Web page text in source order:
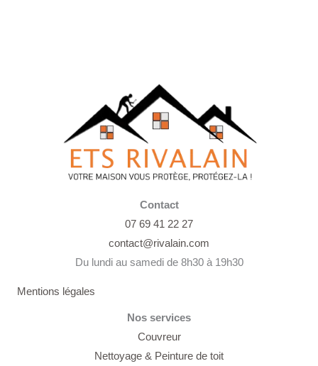
Contact
07 69 41 22 27
contact@rivalain.com
Du lundi au samedi de 8h30 à 19h30
Mentions légales
Nos services
Couvreur
Nettoyage & Peinture de toit